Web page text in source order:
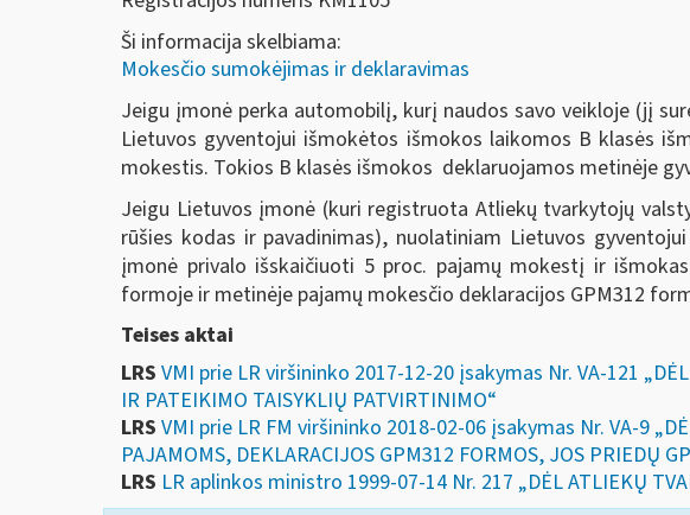
Ši informacija skelbiama:
Mokesčio sumokėjimas ir deklaravimas
Jeigu įmonė perka automobilį, kurį naudos savo veikloje (jį
Lietuvos gyventojui išmokėtos išmokos laikomos B klasės
mokestis. Tokios B klasės išmokos deklaruojamos metinėje
Jeigu Lietuvos įmonė (kuri registruota Atliekų tvarkytojų
rūšies kodas ir pavadinimas), nuolatiniam Lietuvos
įmonė privalo išskaičiuoti 5 proc. pajamų mokestį ir
formoje ir metinėje pajamų mokesčio deklaracijos GPM312
Teises aktai
LRS VMI prie LR viršininko 2017-12-20 įsakymas Nr. VA-121
IR PATEIKIMO TAISYKLIŲ PATVIRTINIMO“
LRS VMI prie LR FM viršininko 2018-02-06 įsakymas Nr. VA-9
PAJAMOMS, DEKLARACIJOS GPM312 FORMOS, JOS PRIEDŲ
LRS LR aplinkos ministro 1999-07-14 Nr. 217 „DĖL ATLIEKŲ